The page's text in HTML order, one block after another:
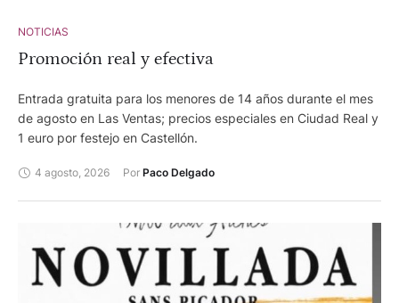
NOTICIAS
Promoción real y efectiva
Entrada gratuita para los menores de 14 años durante el mes
de agosto en Las Ventas; precios especiales en Ciudad Real y
1 euro por festejo en Castellón.
4 agosto, 2026 Por Paco Delgado